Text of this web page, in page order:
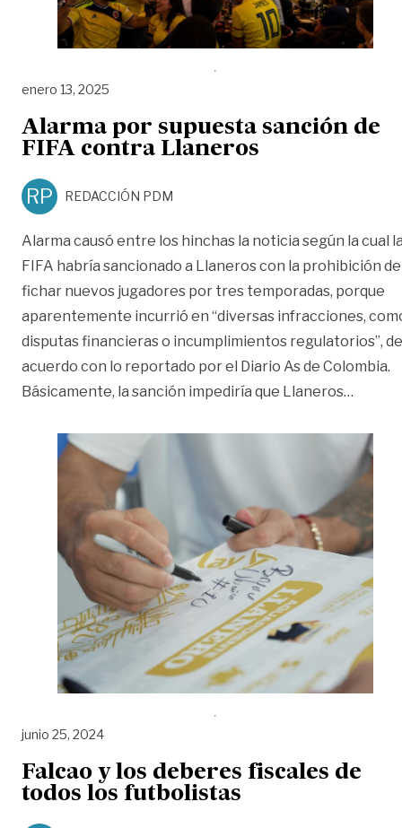
enero 13, 2025
Alarma por supuesta sanción de
FIFA contra Llaneros
RP REDACCIÓN PDM
Alarma causó entre los hinchas la noticia según la cual
FIFA habría sancionado a Llaneros con la prohibición de
fichar nuevos jugadores por tres temporadas, porque
aparentemente incurrió en “diversas infracciones,
disputas financieras o incumplimientos regulatorios”, de
acuerdo con lo reportado por el Diario As de Colombia.
Básicamente, la sanción impediría que Llaneros…
junio 25, 2024
Falcao y los deberes fiscales de
todos los futbolistas